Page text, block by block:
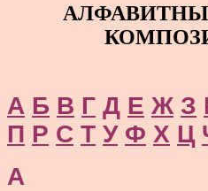
А Б В Г Д Е Ж З
П Р С Т У Ф Х Ц
А